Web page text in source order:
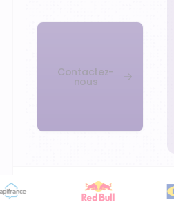
Contactez-
nous